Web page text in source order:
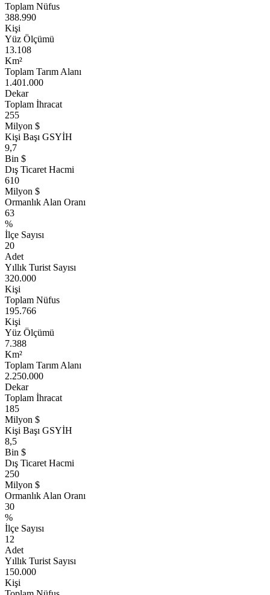
Toplam Nüfus
388.990
Kişi
Yüz Ölçümü
13.108
Km²
Toplam Tarım Alanı
1.401.000
Dekar
Toplam İhracat
255
Milyon $
Kişi Başı GSYİH
9,7
Bin $
Dış Ticaret Hacmi
610
Milyon $
Ormanlık Alan Oranı
63
%
İlçe Sayısı
20
Adet
Yıllık Turist Sayısı
320.000
Kişi
Toplam Nüfus
195.766
Kişi
Yüz Ölçümü
7.388
Km²
Toplam Tarım Alanı
2.250.000
Dekar
Toplam İhracat
185
Milyon $
Kişi Başı GSYİH
8,5
Bin $
Dış Ticaret Hacmi
250
Milyon $
Ormanlık Alan Oranı
30
%
İlçe Sayısı
12
Adet
Yıllık Turist Sayısı
150.000
Kişi